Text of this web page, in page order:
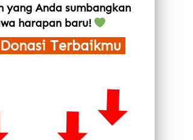
yang Anda sumbangkan
harapan baru!
Terbaikmu